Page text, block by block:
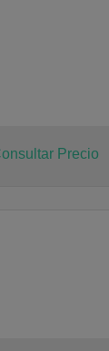
Precio